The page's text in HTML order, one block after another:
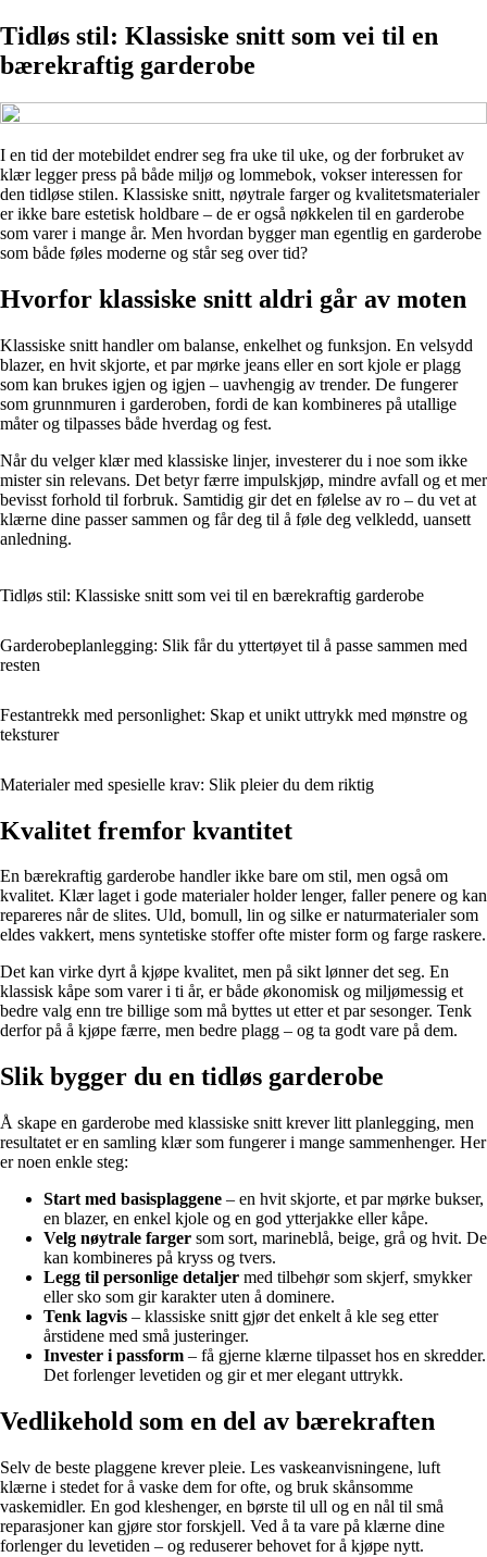
Tidløs stil: Klassiske snitt som vei til en
bærekraftig garderobe
I en tid der motebildet endrer seg fra uke til uke, og der forbruket av
klær legger press på både miljø og lommebok, vokser interessen for
den tidløse stilen. Klassiske snitt, nøytrale farger og kvalitetsmaterialer
er ikke bare estetisk holdbare – de er også nøkkelen til en garderobe
som varer i mange år. Men hvordan bygger man egentlig en garderobe
som både føles moderne og står seg over tid?
Hvorfor klassiske snitt aldri går av moten
Klassiske snitt handler om balanse, enkelhet og funksjon. En velsydd
blazer, en hvit skjorte, et par mørke jeans eller en sort kjole er plagg
som kan brukes igjen og igjen – uavhengig av trender. De fungerer
som grunnmuren i garderoben, fordi de kan kombineres på utallige
måter og tilpasses både hverdag og fest.
Når du velger klær med klassiske linjer, investerer du i noe som ikke
mister sin relevans. Det betyr færre impulskjøp, mindre avfall og et mer
bevisst forhold til forbruk. Samtidig gir det en følelse av ro – du vet at
klærne dine passer sammen og får deg til å føle deg velkledd, uansett
anledning.
Tidløs stil: Klassiske snitt som vei til en bærekraftig garderobe
Garderobeplanlegging: Slik får du yttertøyet til å passe sammen med
resten
Festantrekk med personlighet: Skap et unikt uttrykk med mønstre og
teksturer
Materialer med spesielle krav: Slik pleier du dem riktig
Kvalitet fremfor kvantitet
En bærekraftig garderobe handler ikke bare om stil, men også om
kvalitet. Klær laget i gode materialer holder lenger, faller penere og kan
repareres når de slites. Uld, bomull, lin og silke er naturmaterialer som
eldes vakkert, mens syntetiske stoffer ofte mister form og farge raskere.
Det kan virke dyrt å kjøpe kvalitet, men på sikt lønner det seg. En
klassisk kåpe som varer i ti år, er både økonomisk og miljømessig et
bedre valg enn tre billige som må byttes ut etter et par sesonger. Tenk
derfor på å kjøpe færre, men bedre plagg – og ta godt vare på dem.
Slik bygger du en tidløs garderobe
Å skape en garderobe med klassiske snitt krever litt planlegging, men
resultatet er en samling klær som fungerer i mange sammenhenger. Her
er noen enkle steg:
Start med basisplaggene – en hvit skjorte, et par mørke bukser,
en blazer, en enkel kjole og en god ytterjakke eller kåpe.
Velg nøytrale farger som sort, marineblå, beige, grå og hvit. De
kan kombineres på kryss og tvers.
Legg til personlige detaljer med tilbehør som skjerf, smykker
eller sko som gir karakter uten å dominere.
Tenk lagvis – klassiske snitt gjør det enkelt å kle seg etter
årstidene med små justeringer.
Invester i passform – få gjerne klærne tilpasset hos en skredder.
Det forlenger levetiden og gir et mer elegant uttrykk.
Vedlikehold som en del av bærekraften
Selv de beste plaggene krever pleie. Les vaskeanvisningene, luft
klærne i stedet for å vaske dem for ofte, og bruk skånsomme
vaskemidler. En god kleshenger, en børste til ull og en nål til små
reparasjoner kan gjøre stor forskjell. Ved å ta vare på klærne dine
forlenger du levetiden – og reduserer behovet for å kjøpe nytt.